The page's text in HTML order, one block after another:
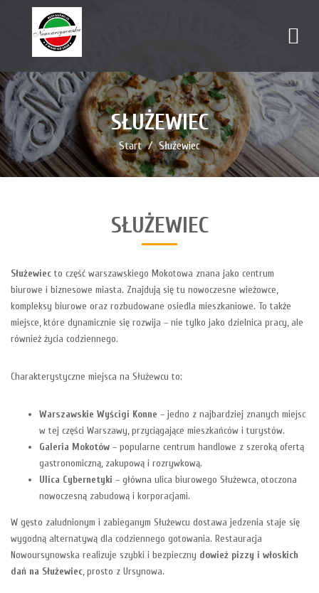
SŁUŻEWIEC
Start Służewiec
SŁUŻEWIEC
Służewiec to część warszawskiego Mokotowa znana jako centrum
biurowe i biznesowe miasta. Znajdują się tu nowoczesne wieżowce,
kompleksy biurowe oraz rozbudowane osiedla mieszkaniowe. To także
miejsce, które dynamicznie się rozwija – nie tylko jako dzielnica pracy, ale
również życia codziennego.
Charakterystyczne miejsca na Służewcu to:
Warszawskie Wyścigi Konne – jedno z najbardziej znanych miejsc
w tej części Warszawy, przyciągające mieszkańców i turystów.
Galeria Mokotów – popularne centrum handlowe z szeroką ofertą
gastronomiczną, zakupową i rozrywkową.
Ulica Cybernetyki – główna ulica biurowego Służewca, otoczona
nowoczesną zabudową i korporacjami.
W gęsto zaludnionym i zabieganym Służewcu dostawa jedzenia staje się
wygodną alternatywą dla codziennego gotowania. Restauracja
Nowoursynowska realizuje szybki i bezpieczny dowieź pizzy i włoskich
dań na Służewiec, prosto z Ursynowa.